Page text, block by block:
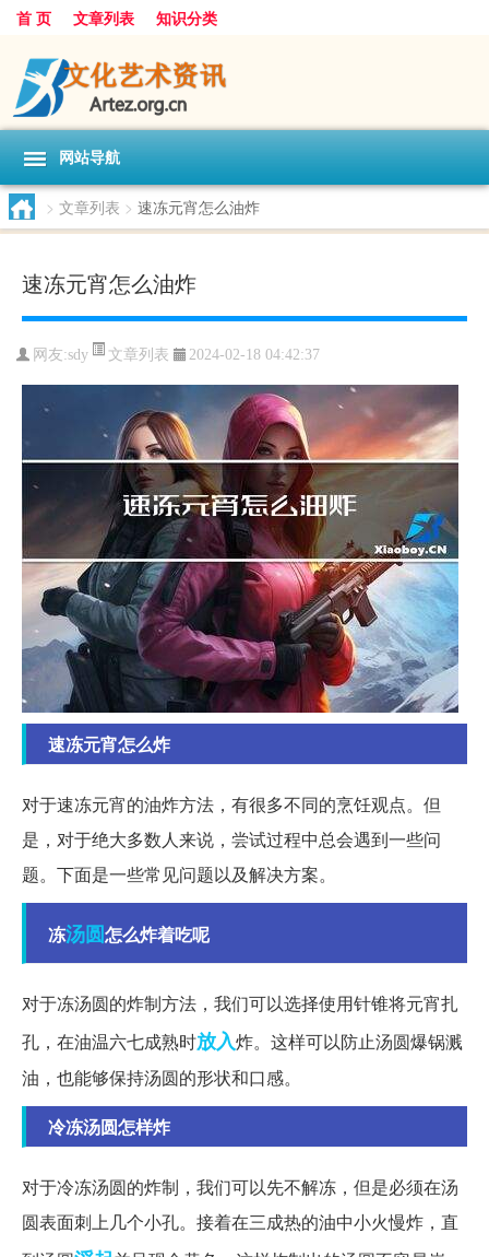
首 页 文章列表 知识分类
网站导航
> 文章列表 > 速冻元宵怎么油炸
速冻元宵怎么油炸
网友:sdy 文章列表 2024-02-18 04:42:37
速冻元宵怎么炸
对于速冻元宵的油炸方法，有很多不同的烹饪观点。但
是，对于绝大多数人来说，尝试过程中总会遇到一些问
题。下面是一些常见问题以及解决方案。
冻汤圆怎么炸着吃呢
对于冻汤圆的炸制方法，我们可以选择使用针锥将元宵扎
孔，在油温六七成熟时放入炸。这样可以防止汤圆爆锅溅
油，也能够保持汤圆的形状和口感。
冷冻汤圆怎样炸
对于冷冻汤圆的炸制，我们可以先不解冻，但是必须在汤
圆表面刺上几个小孔。接着在三成热的油中小火慢炸，直